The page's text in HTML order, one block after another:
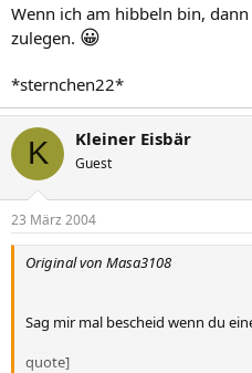
Wenn ich am hibbeln bin,
zulegen. 😀
*sternchen22*
K Kleiner Eisbär
Guest
23 März 2004
Original von Masa3108
Sag mir mal bescheid wenn du
quote]